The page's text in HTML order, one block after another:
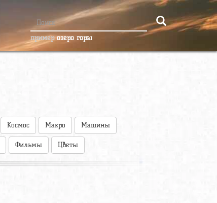
примерозеро горы
Космос Макро Машины
Фильмы Цветы